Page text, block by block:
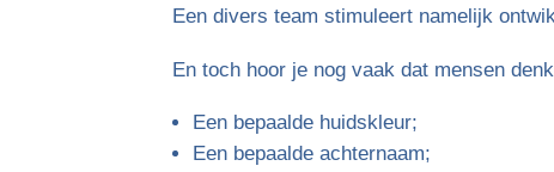
Een divers team stimuleert namelijk
En toch hoor je nog vaak dat mensen
Een bepaalde huidskleur;
Een bepaalde achternaam;